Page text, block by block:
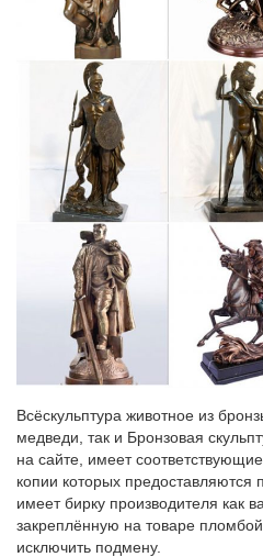
Статуэтка бронзовая символ
порода.Бронзовая статуэтка
постаменте. Антиквариат.
Символ 2018 года фарфоровые
Отправка в любую точку РФ.
статуэтки Собаки,
символ наступающего года,
Бронзовая статуэтка "Собака" (в
Животные от магазина
Бронзовая статуэтка "Собака" (в
арт.Традиционные детские
выполнена из бронзы и
постамент из камня обсидиана.
Статуэтки
В основе коллекции фигурки
Здесь Вы купите статуэтку
..Постамент из дерева. Размер
Статуэтка «Символ газа» станет
подарком работникам…
Всёскульптура животное из
медведи, так и Бронзовая
на сайте, имеет
копии которых
имеет бирку производителя как
закреплённую на товаре
исключить подмену.